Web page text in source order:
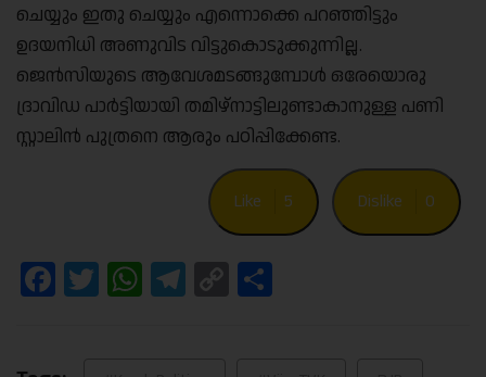
ചെയ്യും ഇതു ചെയ്യും എന്നൊക്കെ പറഞ്ഞിട്ടും
ഉദയനിധി അണുവിട വിട്ടുകൊടുക്കുന്നില്ല.
ജെൻസിയുടെ ആവേശമടങ്ങുമ്പോൾ ഒരേയൊരു
ദ്രാവിഡ പാർട്ടിയായി തമിഴ്നാട്ടിലുണ്ടാകാനുള്ള പണി
സ്റ്റാലിൻ പുത്രനെ ആരും പഠിപ്പിക്കേണ്ട.
Like 5 Dislike 0
Facebook
Twitter
WhatsApp
Telegram
Copy
Link